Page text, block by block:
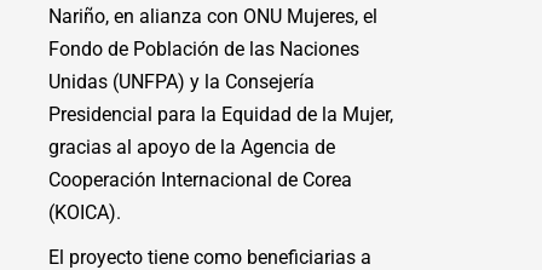
Nariño, en alianza con ONU Mujeres, el
Fondo de Población de las Naciones
Unidas (UNFPA) y la Consejería
Presidencial para la Equidad de la Mujer,
gracias al apoyo de la Agencia de
Cooperación Internacional de Corea
(KOICA).
El proyecto tiene como beneficiarias a